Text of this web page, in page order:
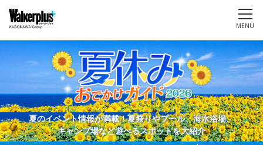
MENU
夏のイベント情報が満載！夏祭りやプール、海水浴場、
キャンプ場など遊べるスポットを大紹介